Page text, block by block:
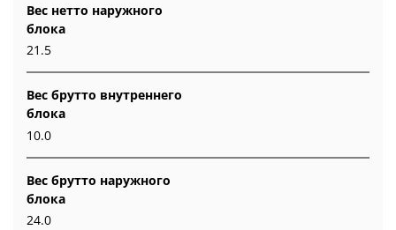
Вес нетто наружного
блока
21.5
Вес брутто внутреннего
блока
10.0
Вес брутто наружного
блока
24.0